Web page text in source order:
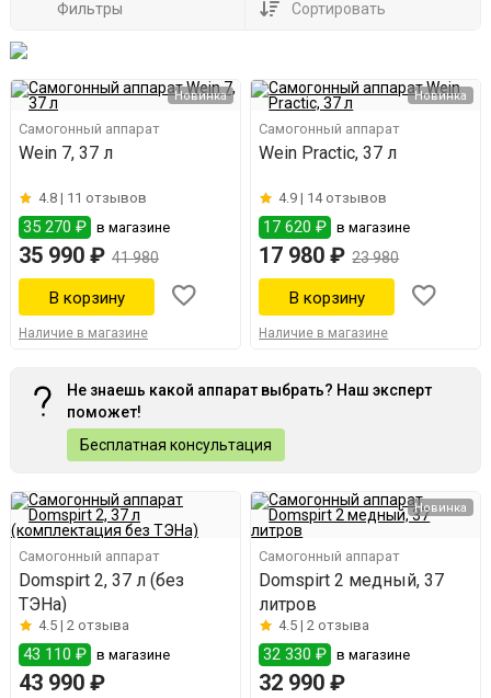
Фильтры Сортировать
Новинка
Самогонный аппарат
Wein 7, 37 л
4.8 | 11 отзывов
35 270 ₽ в магазине
35 990 ₽ 41 980
Наличие в магазине
Новинка
Самогонный аппарат
Wein Practic, 37 л
4.9 | 14 отзывов
17 620 ₽ в магазине
17 980 ₽ 23 980
Наличие в магазине
Не знаешь какой аппарат выбрать? Наш эксперт
поможет!
Бесплатная консультация
Самогонный аппарат
Domspirt 2, 37 л (без
ТЭНа)
4.5 | 2 отзыва
43 110 ₽ в магазине
43 990 ₽
Новинка
Самогонный аппарат
Domspirt 2 медный, 37
литров
4.5 |2 отзыва
32 330 ₽ в магазине
32 990 ₽